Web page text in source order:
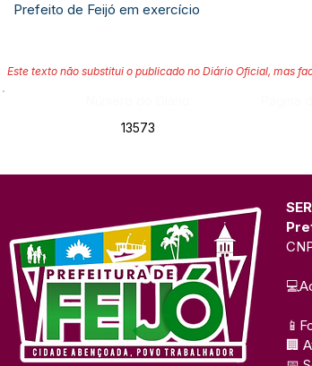
Prefeito de Feijó em exercício
Este texto não substitui o publicado no Diário Oficial, mas
13573
🏢